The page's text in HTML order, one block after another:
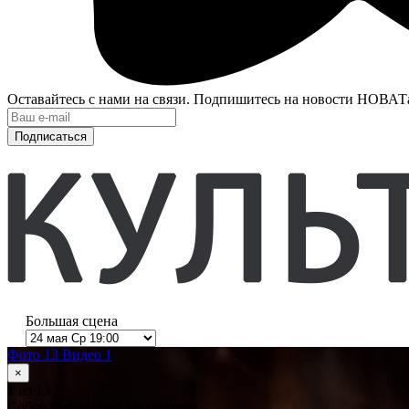
Оставайтесь с нами на связи. Подпишитесь на новости
Подписаться
Большая сцена
Фото 13 Видео 1
×